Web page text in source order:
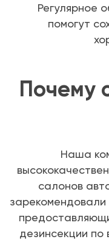
Регулярное
помогут
Почему
Наша
салонов
дезинсекции по